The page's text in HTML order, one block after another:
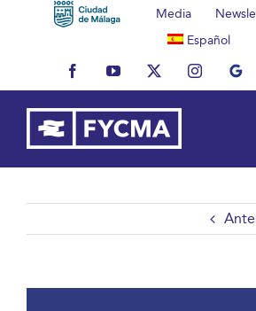
Media
Español
FacebookYouTubeX Instagram